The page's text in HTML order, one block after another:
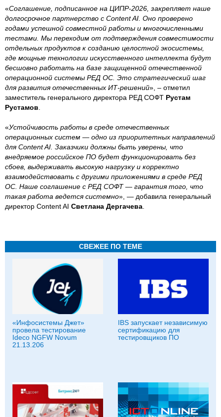
«Соглашение, подписанное на ЦИПР-2026, закрепляет наше
долгосрочное партнерство с Content AI. Оно проверено
годами успешной совместной работы и многочисленными
тестами. Мы переходим от подтверждения совместимости
отдельных продуктов к созданию целостной экосистемы,
где мощные технологии искусственного интеллекта будут
бесшовно работать на базе защищенной отечественной
операционной системы РЕД ОС. Это стратегический шаг
для развития отечественных ИТ-решений», – отметил
заместитель генерального директора РЕД СОФТ Рустам
Рустамов
«Устойчивость работы в среде отечественных
операционных систем — одно из приоритетных направлений
для Content AI. Заказчики должны быть уверены, что
внедряемое российское ПО будет функционировать без
сбоев, выдерживать высокую нагрузку и корректно
взаимодействовать с другими приложениями в среде РЕД
ОС. Наше соглашение с РЕД СОФТ — гарантия того, что
такая работа ведется системно», — добавила генеральный
директор Content AI Светлана Дергачева
СВЕЖЕЕ ПО ТЕМЕ
«Инфосистемы Джет»
провела тестирование
Ideco NGFW Novum
21.13.206
IBS запускает независимую
сертификацию для
тестировщиков ПО